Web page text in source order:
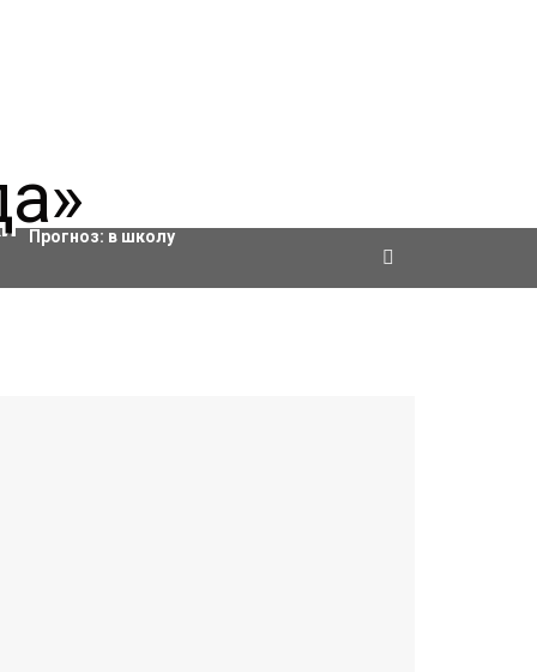
Актировки
Прогноз: в школу